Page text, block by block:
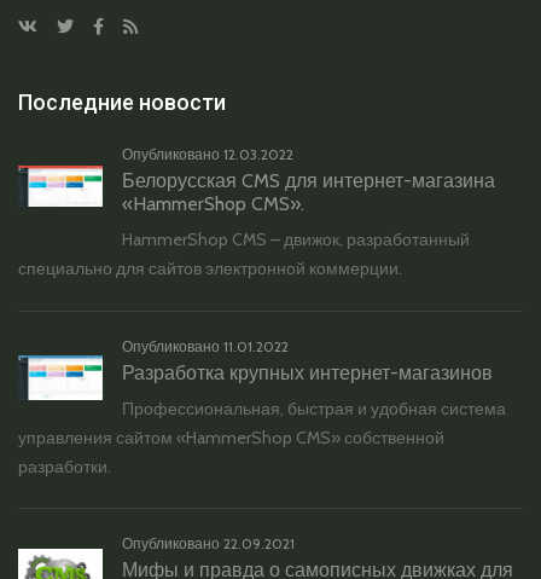
Последние новости
Опубликовано 12.03.2022
Белорусская CMS для интернет-магазина
«HammerShop CMS».
HammerShop CMS – движок, разработанный
специально для сайтов электронной коммерции.
Опубликовано 11.01.2022
Разработка крупных интернет-магазинов
Профессиональная, быстрая и удобная система
управления сайтом «HammerShop CMS» собственной
разработки.
Опубликовано 22.09.2021
Мифы и правда о самописных движках для